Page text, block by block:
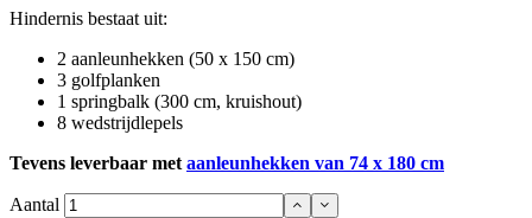
Hindernis bestaat uit:
2 aanleunhekken (50 x 150 cm)
3 golfplanken
1 springbalk (300 cm, kruishout)
8 wedstrijdlepels
Tevens leverbaar met aanleunhekken van 74 x 180 cm
Aantal